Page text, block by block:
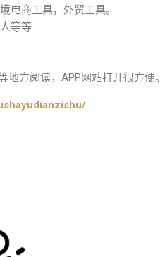
电商工具，外贸工具。
等等
方阅读，APP网站打开很方便。